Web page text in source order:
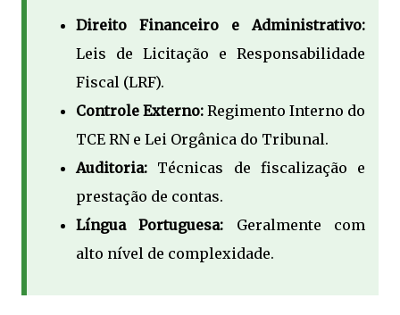
Direito Financeiro e Administrativo:
Leis de Licitação e Responsabilidade
Fiscal (LRF).
Controle Externo: Regimento Interno do
TCE RN e Lei Orgânica do Tribunal.
Auditoria: Técnicas de fiscalização e
prestação de contas.
Língua Portuguesa: Geralmente com
alto nível de complexidade.